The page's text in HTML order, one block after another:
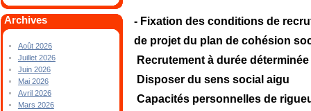
Archives
Août 2026
Juillet 2026
Juin 2026
Mai 2026
Avril 2026
Mars 2026
- Fixation des conditions de
de projet du plan de cohésion
Recrutement à durée
Disposer du sens social aigu
Capacités personnelles de